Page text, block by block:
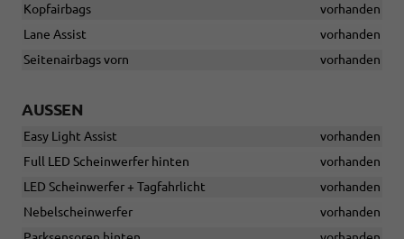
Kopfairbags
vorhanden
Lane Assist
vorhanden
Seitenairbags vorn
vorhanden
AUSSEN
Easy Light Assist
vorhanden
Full LED Scheinwerfer hinten
vorhanden
LED Scheinwerfer + Tagfahrlicht
vorhanden
Nebelscheinwerfer
vorhanden